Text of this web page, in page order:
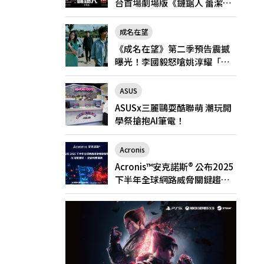
台首場劇場版《鏈鋸人 蕾潔
篇》快閃店就在新光三越台北
南西一館8/6限定登場
成名在望
《成名在望》第二季預告震撼
曝光！李國毅怒嗆姚淳耀「當
邱家的狗」兄弟情決裂
ASUS
ASUSx三麗鷗耍酷聯萌 潮玩開
學祭搶抱AI筆電！
Acronis
Acronis™安克諾斯® 公布2025
下半年全球網路威脅關鍵趨
勢： AI 攻擊激增、勒索軟體猖
獗